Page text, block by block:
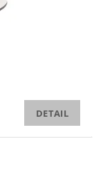
DETAIL